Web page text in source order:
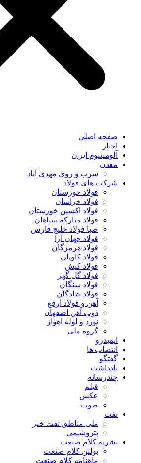
صفحه اصلی
اخبار
آلومینیوم ایران
معدن
سرب و روی مهدی آباد
شرکت های فولاد
فولاد خوزستان
فولاد خراسان
فولاد اکسین خوزستان
فولاد مبارکه سپاهان
صبا فولاد خلیج فارس
فولاد جهان آرا
فولاد هرمزگان
فولاد کاویان
فولاد کیش
فولاد گل گهر
فولاد سنگان
فولاد شادگان
آهن و فولاد ارفع
ذوب آهن اصفهان
نورد و لوله اهواز
گروه ملی
ایمیدرو
انتصاب ها
گفتگو
یادداشت
چندرسانه
فیلم
عکس
صوت
نفت
ملی مناطق نفت خیز
پتروشیمی
نشریه کلام صنعت
بولتن کلام صنعت
ماهنامه کلام صنعت